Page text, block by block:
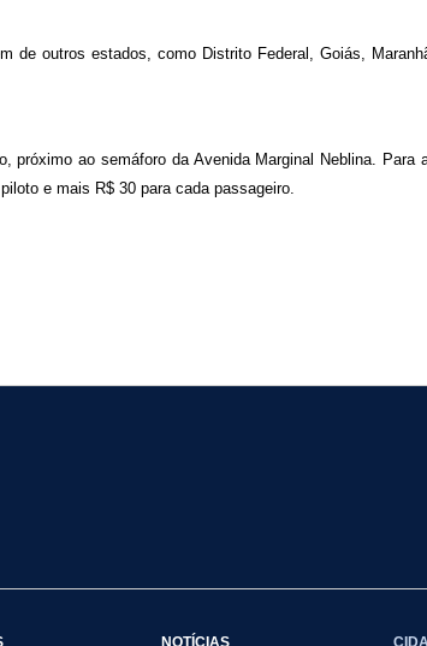
de outros estados, como Distrito Federal, Goiás,
ao semáforo da Avenida Marginal Neblina.
e mais R$ 30 para cada passageiro.
NOTÍCIAS